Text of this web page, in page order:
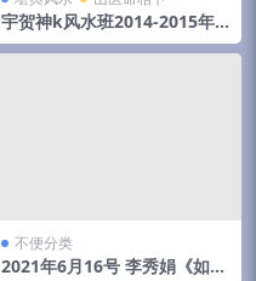
宇贺神k风水班2014-2015年
初文字记录.pdf 夸克网盘下载
不便分类
2021年6月16号 李秀娟《如何